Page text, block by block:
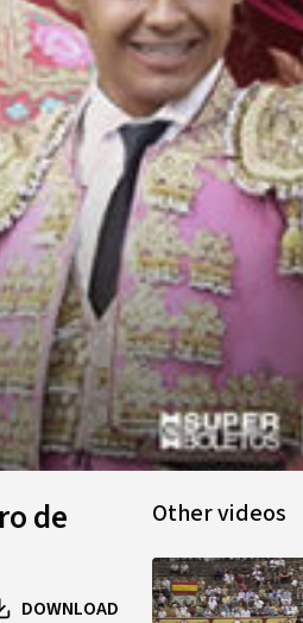
de
DOWNLOAD
Other videos